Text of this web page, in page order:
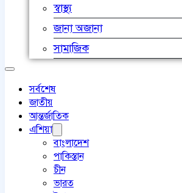
স্বাস্থ্য
জানা অজানা
সামাজিক
সর্বশেষ
জাতীয়
আন্তর্জাতিক
এশিয়া
বাংলাদেশ
পাকিস্তান
চীন
ভারত